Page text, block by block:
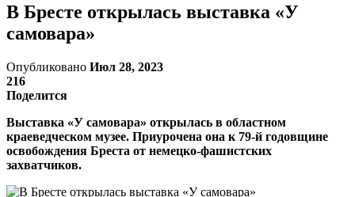
В Бресте открылась выставка «У
самовара»
Опубликовано Июл 28, 2023
216
Поделится
Выставка «У самовара» открылась в областном
краеведческом музее. Приурочена она к 79-й годовщине
освобождения Бреста от немецко-фашистских
захватчиков.